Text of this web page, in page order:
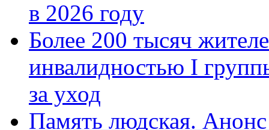
в 2026 году
Более 200 тысяч
инвалидностью I
за уход
Память людская.